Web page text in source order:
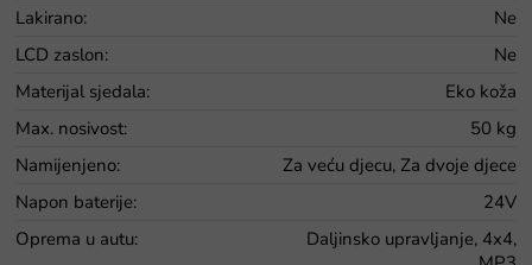
Lakirano:
Ne
LCD zaslon:
Ne
Materijal sjedala:
Eko koža
Max. nosivost:
50 kg
Namijenjeno:
Za veću djecu, Za dvoje djece
Napon baterije:
24V
Oprema u autu:
Daljinsko upravljanje, 4x4,